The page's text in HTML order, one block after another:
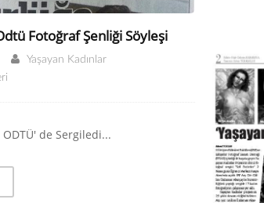
Fotoğraf Şenliği Söyleşi
Yaşayan Kadınlar
de Sergiledi...